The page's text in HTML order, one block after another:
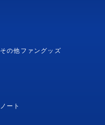
その他ファングッズ
ノート